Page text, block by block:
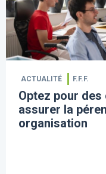
ACTUALITÉ F.F.F.
Optez pour
assurer la
organisation